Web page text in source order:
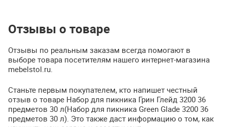
Отзывы о товаре
Отзывы по реальным заказам всегда помогают в
выборе товара посетителям нашего интернет-магазина
mebelstol.ru.
Станьте первым покупателем, кто напишет честный
отзыв о товаре Набор для пикника Грин Глейд 3200 36
предметов 30 л(Набор для пикника Green Glade 3200 36
предметов 30 л). Это также даст информацию о том, как